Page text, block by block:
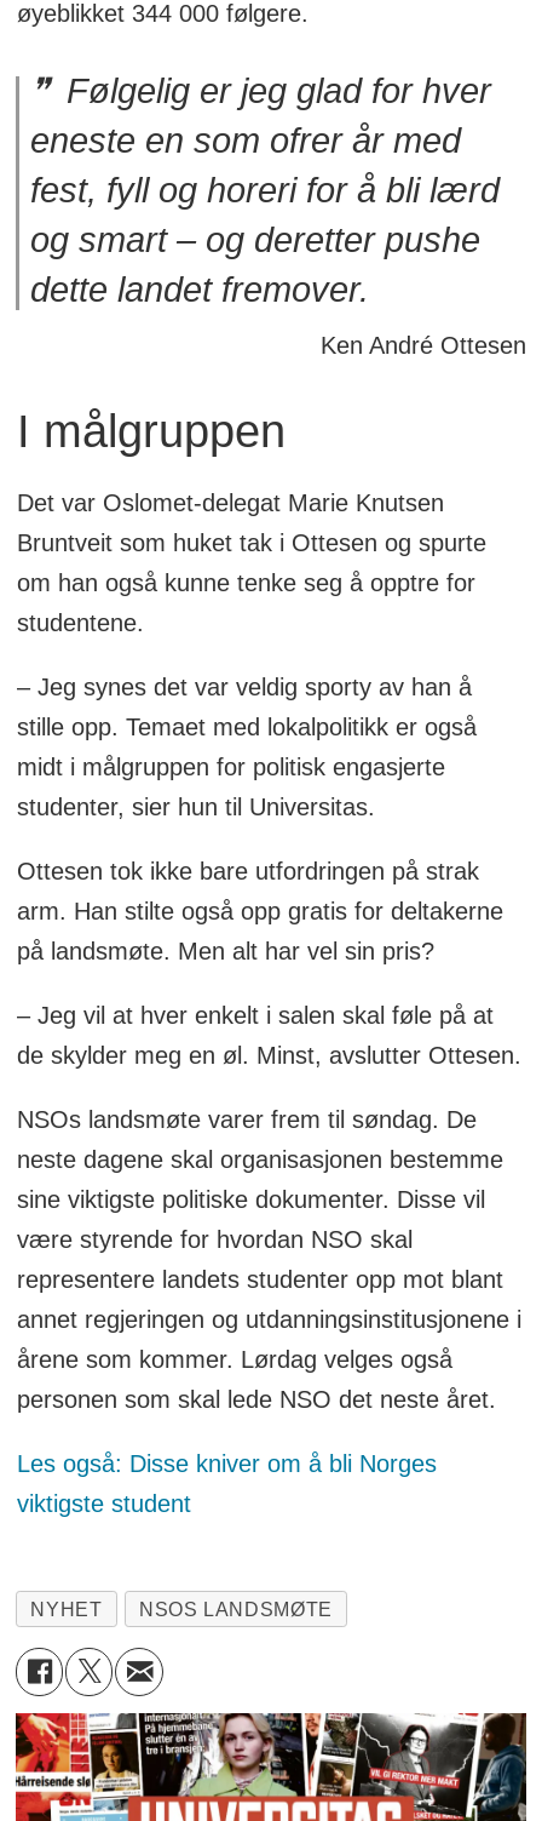
øyeblikket 344 000 følgere.
Følgelig er jeg glad for hver
eneste en som ofrer år med
fest, fyll og horeri for å bli lærd
og smart – og deretter pushe
dette landet fremover.
Ken André Ottesen
I målgruppen
Det var Oslomet-delegat Marie Knutsen
Bruntveit som huket tak i Ottesen og spurte
om han også kunne tenke seg å opptre for
studentene.
– Jeg synes det var veldig sporty av han å
stille opp. Temaet med lokalpolitikk er også
midt i målgruppen for politisk engasjerte
studenter, sier hun til Universitas.
Ottesen tok ikke bare utfordringen på strak
arm. Han stilte også opp gratis for deltakerne
på landsmøte. Men alt har vel sin pris?
– Jeg vil at hver enkelt i salen skal føle på at
de skylder meg en øl. Minst, avslutter Ottesen.
NSOs landsmøte varer frem til søndag. De
neste dagene skal organisasjonen bestemme
sine viktigste politiske dokumenter. Disse vil
være styrende for hvordan NSO skal
representere landets studenter opp mot blant
annet regjeringen og utdanningsinstitusjonene i
årene som kommer. Lørdag velges også
personen som skal lede NSO det neste året.
Les også: Disse kniver om å bli Norges
viktigste student
NYHET NSOS LANDSMØTE